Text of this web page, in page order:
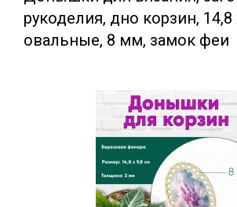
рукоделия, дно корзин, 14,8
овальные, 8 мм, замок феи